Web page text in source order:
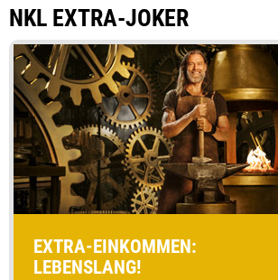
NKL EXTRA-JOKER
EXTRA-EINKOMMEN:
LEBENSLANG!